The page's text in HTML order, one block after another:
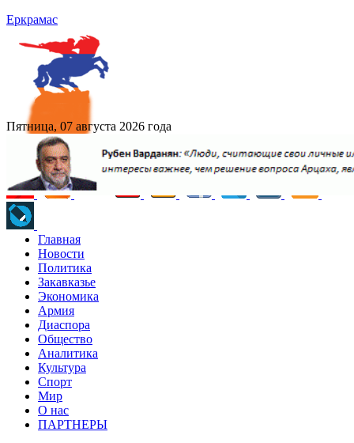
Еркрамас
Пятница, 07 августа 2026 года
Главная
Новости
Политика
Закавказье
Экономика
Армия
Диаспора
Общество
Аналитика
Культура
Спорт
Мир
О нас
ПАРТНЕРЫ